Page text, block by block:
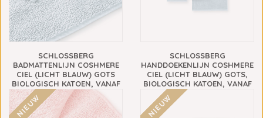
SCHLOSSBERG
BADMATTENLIJN COSHMERE
CIEL (LICHT BLAUW) GOTS
BIOLOGISCH KATOEN, VANAF
€69,90
SCHLOSSBERG
HANDDOEKENLIJN COSHMERE
CIEL (LICHT BLAUW) GOTS,
BIOLOGISCH KATOEN, VANAF
€13,90
NIEUW NIEUW